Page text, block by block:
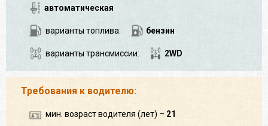
автоматическая
варианты топлива: бензин
варианты трансмиссии: 2WD
Требования к водителю:
мин. возраст водителя (лет) – 21